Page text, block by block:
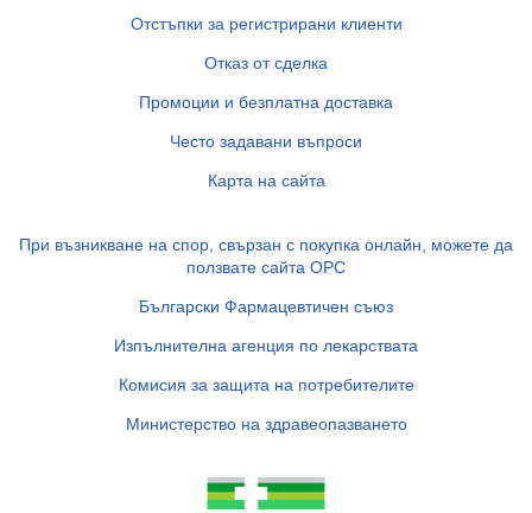
Отстъпки за регистрирани клиенти
Отказ от сделка
Промоции и безплатна доставка
Често задавани въпроси
Карта на сайта
При възникване на спор, свързан с покупка онлайн, можете да
ползвате сайта ОРС
Български Фармацевтичен съюз
Изпълнителна агенция по лекарствата
Комисия за защита на потребителите
Министерство на здравеопазването